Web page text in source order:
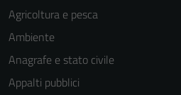
Agricoltura e pesca
Ambiente
Anagrafe e stato civile
Appalti pubblici